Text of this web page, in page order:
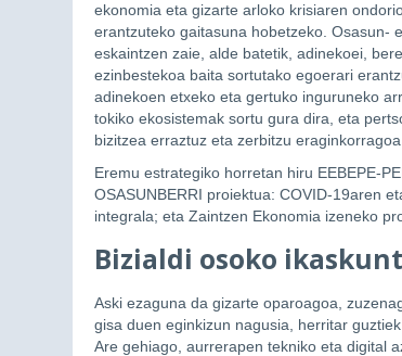
ekonomia eta gizarte arloko krisiaren
erantzuteko gaitasuna hobetzeko. Osasun-
eskaintzen zaie, alde batetik, adinekoei,
ezinbestekoa baita sortutako egoerari
adinekoen etxeko eta gertuko inguruneko
tokiko ekosistemak sortu gura dira, eta
bizitzea erraztuz eta zerbitzu
Eremu estrategiko horretan hiru EEBEPE-
OSASUNBERRI proiektua: COVID-19aren
integrala; eta Zaintzen Ekonomia izeneko
Bizialdi osoko
Aski ezaguna da gizarte oparoagoa,
gisa duen eginkizun nagusia, herritar
Are gehiago, aurrerapen tekniko eta digital